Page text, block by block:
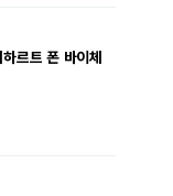
르트 폰 바이체